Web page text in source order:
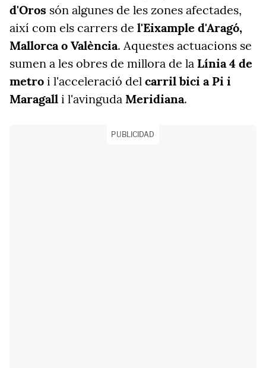
d'Oros són algunes de les zones afectades,
així com els carrers de l'Eixample d'Aragó,
Mallorca o València. Aquestes actuacions se
sumen a les obres de millora de la Línia 4 de
metro i l'acceleració del carril bici a Pi i
Maragall i l'avinguda Meridiana.
PUBLICIDAD